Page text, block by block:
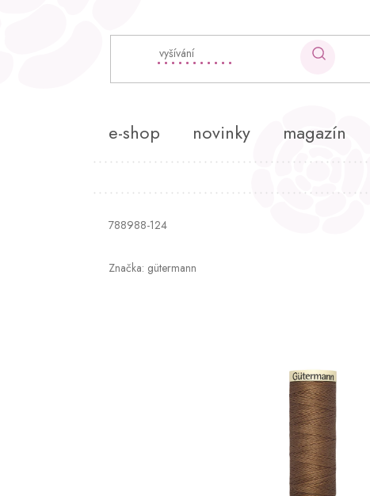
e-shop novinky magazín
788988-124
Značka: gütermann